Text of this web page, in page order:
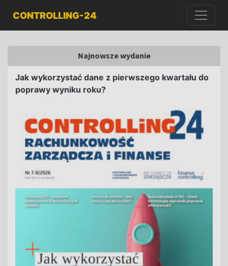
CONTROLLING-24
Najnowsze wydanie
Jak wykorzystać dane z pierwszego kwartału do
poprawy wyniku roku?